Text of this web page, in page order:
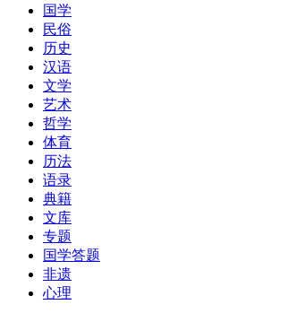
国学
民俗
历史
汉语
文学
艺术
哲学
体育
历法
语录
典籍
文库
专题
国学答题
非遗
心理